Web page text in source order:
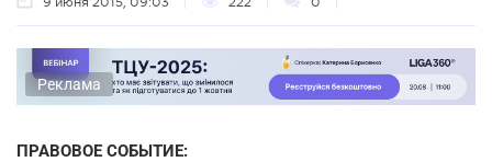
Реклама
ПРАВОВОЕ СОБЫТИЕ: